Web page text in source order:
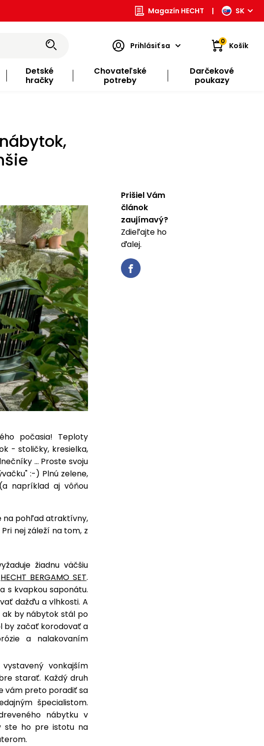
Magazín HECHT | SK
Prihlásiť sa 0 Košík
Detské
hračky
Chovateľské
potreby
Darčekové
poukazy
počasia! Teploty
- stoličky, kresielka,
... Proste svoju
:-) Plnú zelene,
napríklad aj vôňou
na pohľad atraktívny,
nej záleží na tom, z
žiadnu väčšiu
HECHT BERGAMO SET.
s kvapkou saponátu.
dažďu a vlhkosti. A
ak by nábytok stál po
by začať korodovať a
a nalakovaním
vonkajším
starať. Každý druh
vám preto poradiť sa
špecialistom.
nábytku v
ste ho pre istotu na
Prišiel Vám
článok
zaujímavý?
Zdieľajte ho
ďalej.